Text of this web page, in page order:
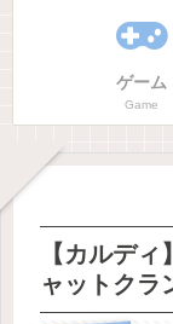
ゲーム
Game
【カルデ
ャットクラ